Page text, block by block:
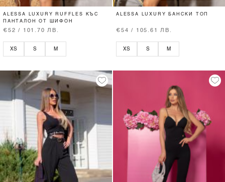
ALESSA LUXURY RUFFLES КЪС
ПАНТАЛОН ОТ ШИФОН
€52 / 101.70 ЛВ.
XS S M
ALESSA LUXURY БАНСКИ ТОП
€54 / 105.61 ЛВ.
XS S M